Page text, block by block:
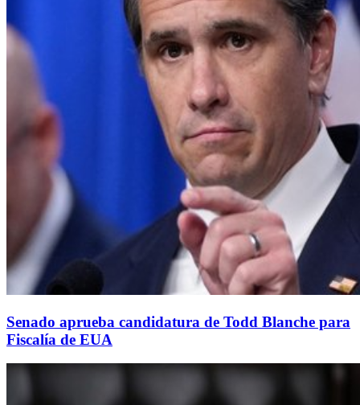
Senado aprueba candidatura de Todd Blanche para
Fiscalía de EUA